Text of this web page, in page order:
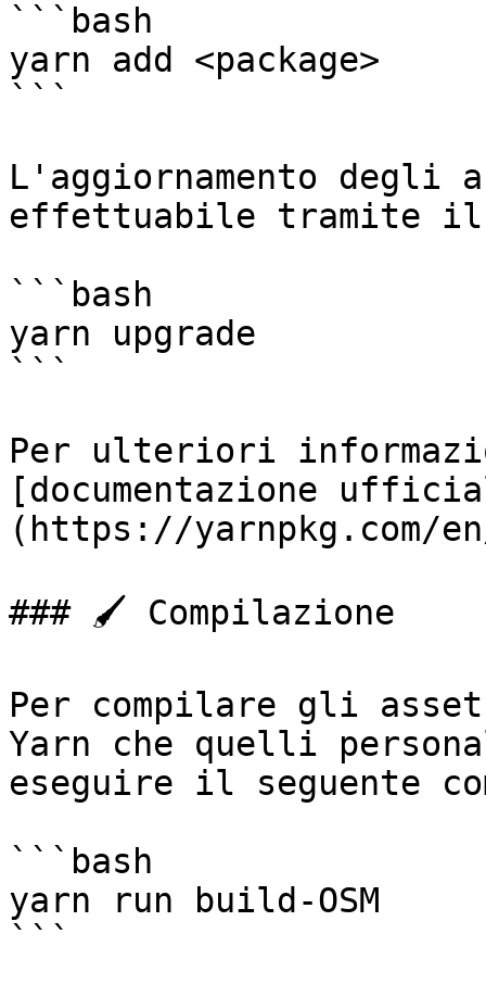
```bash
yarn add <package>
```
L'aggiornamento degli
effettuabile tramite il
```bash
yarn upgrade
```
Per ulteriori
[documentazione
(https://yarnpkg.com/
### 🖌️ Compilazione
Per compilare gli
Yarn che quelli
eseguire il seguente
```bash
yarn run build-OSM
```